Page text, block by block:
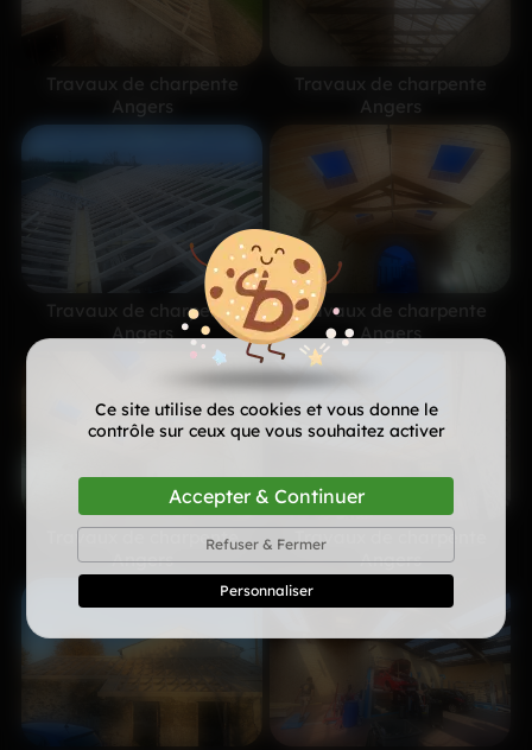
Ce site utilise des cookies et vous donne le
contrôle sur ceux que vous souhaitez activer
Accepter & Continuer
Refuser & Fermer
Personnaliser
Travaux de charpente
Angers
Travaux de charpente
Angers
Travaux de charpente
Angers
Travaux de charpente
Angers
Travaux de charpente
Angers
Travaux de charpente
Angers